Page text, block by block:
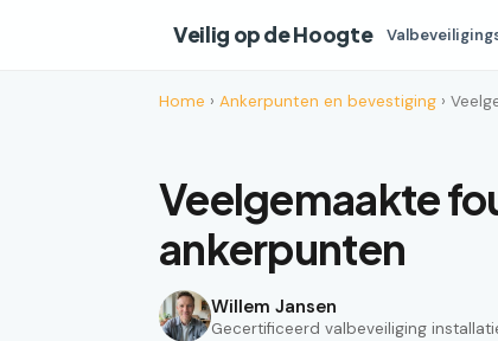
Veilig op de Hoogte
Home › Ankerpunten en bevestiging ›
Veelgemaakte
ankerpunten
Willem Jansen
Gecertificeerd valbeveiliging